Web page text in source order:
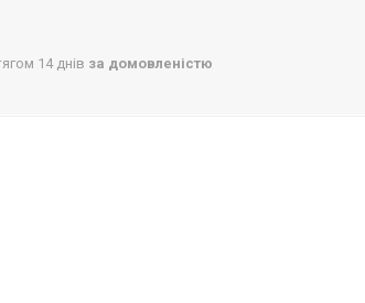
14 днів за домовленістю